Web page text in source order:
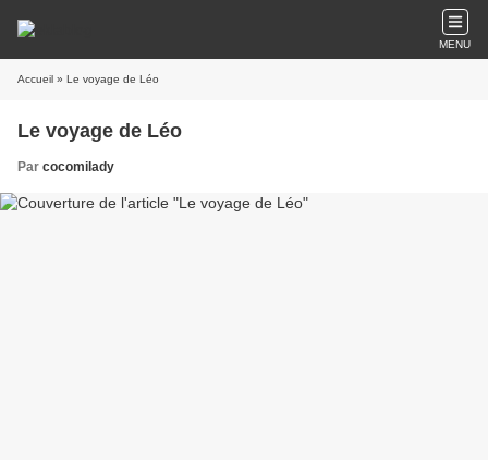
MENU
Accueil » Le voyage de Léo
Le voyage de Léo
Par cocomilady